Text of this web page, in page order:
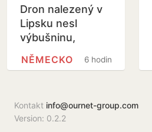
Dron nalezený v
Lipsku nesl
výbušninu,
vyšetřovatelé
našli stopy stejné
6 hodin
NĚMECKO
Kontakt info@ournet-group.com
Version: 0.2.2